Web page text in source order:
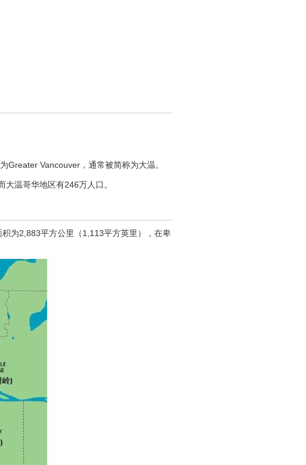
Greater Vancouver，通常被简称为大温。
温哥华地区有246万人口。
为2,883平方公里（1,113平方英里），在卑